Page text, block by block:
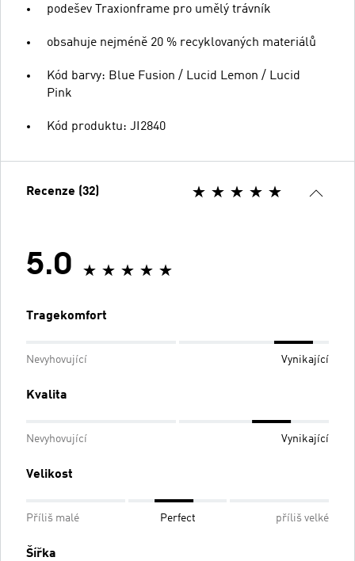
podešev Traxionframe pro umělý trávník
obsahuje nejméně 20 % recyklovaných materiálů
Kód barvy: Blue Fusion / Lucid Lemon / Lucid
Pink
Kód produktu: JI2840
Recenze (32)
5.0
Tragekomfort
Nevyhovující Vynikající
Kvalita
Nevyhovující Vynikající
Velikost
Příliš malé Perfect příliš velké
Šířka